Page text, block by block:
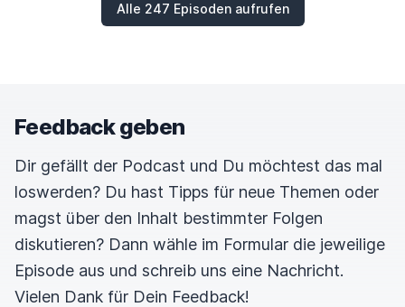
Alle 247 Episoden aufrufen
Feedback geben
Dir gefällt der Podcast und Du möchtest das mal
loswerden? Du hast Tipps für neue Themen oder
magst über den Inhalt bestimmter Folgen
diskutieren? Dann wähle im Formular die jeweilige
Episode aus und schreib uns eine Nachricht.
Vielen Dank für Dein Feedback!